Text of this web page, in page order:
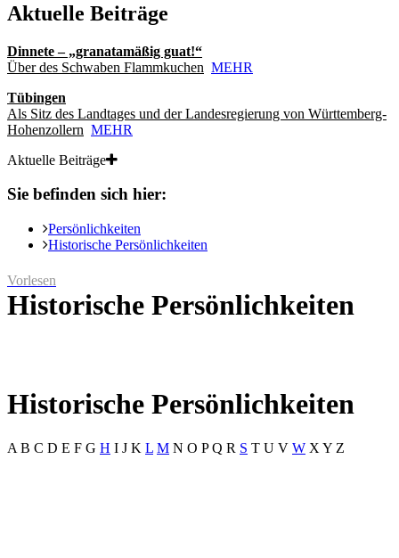
Aktuelle Beiträge
Dinnete – „granatamäßig guat!“
Über des Schwaben Flammkuchen MEHR
Tübingen
Als Sitz des Landtages und der Landesregierung von Württemberg-
Hohenzollern MEHR
Aktuelle Beiträge
Sie befinden sich hier:
Persönlichkeiten
Historische Persönlichkeiten
Vorlesen
Historische Persönlichkeiten
Historische Persönlichkeiten
A B C D E F G H I J K L M N O PQ R S T U V W X Y Z